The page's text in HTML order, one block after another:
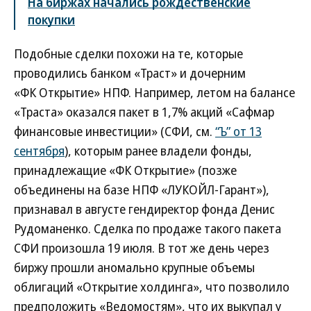
покупки
Подобные сделки похожи на те, которые
проводились банком «Траст» и дочерним
«ФК Открытие» НПФ. Например, летом на балансе
«Траста» оказался пакет в 1,7% акций «Сафмар
финансовые инвестиции» (СФИ, см. “Ъ” от 13
сентября), которым ранее владели фонды,
принадлежащие «ФК Открытие» (позже
объединены на базе НПФ «ЛУКОЙЛ-Гарант»),
признавал в августе гендиректор фонда Денис
Рудоманенко. Сделка по продаже такого пакета
СФИ произошла 19 июля. В тот же день через
биржу прошли аномально крупные объемы
облигаций «Открытие холдинга», что позволило
предположить «Ведомостям», что их выкупал у